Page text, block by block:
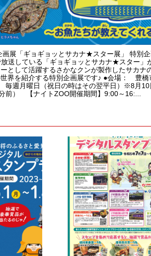
画展「ギョギョッとサカナ★スター展」 特別
送している「ギョギョッとサカナ★スター」
として活躍するさかなクンが製作したサカ
界を紹介する特別企画展です♪ ●会場： 豊
毎週月曜日（祝日の時はその翌平日）※8月
前） 【ナイトZOO開催期間】9:00～16:...